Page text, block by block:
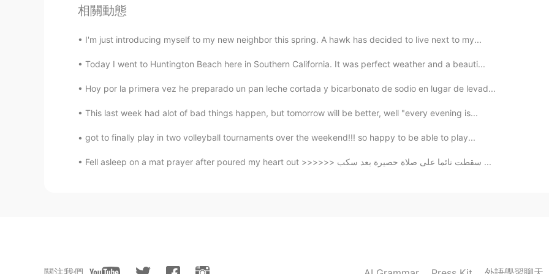
hey I can help you)) можем общаться в Инстаграме
Serge Sofin 2020.08.29 10:08
Victoria 2020.08.29 09:06
I can help you, if you help me learn my English
相關動態
I'm just introducing myself to my new neighbor this spring. A hawk has decided to live next to my...
Today I went to Huntington Beach here in Southern California. It was perfect weather and a beauti...
Hoy por la primera vez he preparado un pan leche cortada y bicarbonato de sodio en lugar de levad...
This last week had alot of bad things happen, but tomorrow will be better, well "every evening is...
got to finally play in two volleyball tournaments over the weekend!!! so happy to be able to play...
Fell asleep on a mat prayer after poured my heart out >>>>>> سقطت نائما على صلاة حصيرة بعد سكب ...